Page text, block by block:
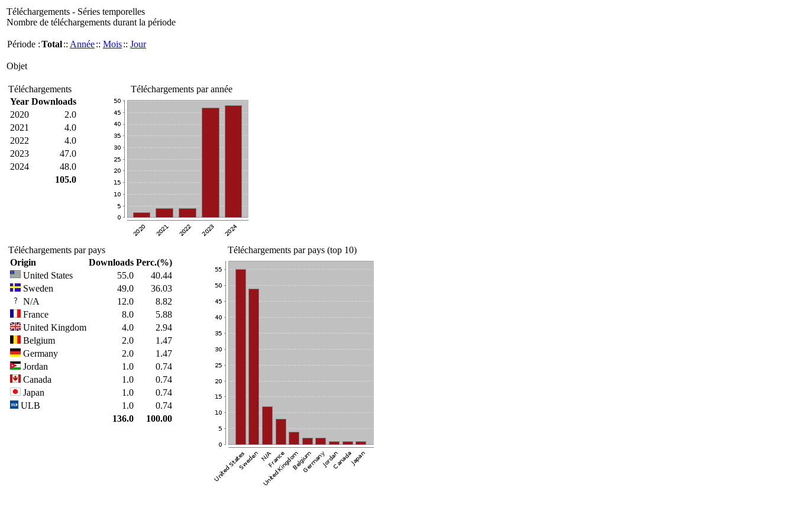
Téléchargements - Séries temporelles
Nombre de téléchargements durant la période
Période :Total:: Année:: Mois:: Jour
Objet
Téléchargements
Year Downloads
2020
2.0
2021
4.0
2022
4.0
2023
47.0
2024
48.0
105.0
Téléchargements par année
Téléchargements par pays
Origin
Downloads Perc.(%)
United States
55.0
40.44
Sweden
49.0
36.03
N/A
12.0
8.82
France
8.0
5.88
United Kingdom
4.0
2.94
Belgium
2.0
1.47
Germany
2.0
1.47
Jordan
1.0
0.74
Canada
1.0
0.74
Japan
1.0
0.74
ULB
1.0
0.74
136.0
100.00
Téléchargements par pays (top 10)